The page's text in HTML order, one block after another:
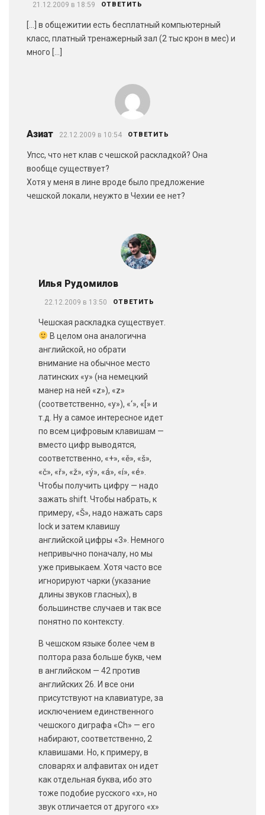
21.12.2009 в 18:59 ОТВЕТИТЬ
[…] в общежитии есть бесплатный компьютерный
класс, платный тренажерный зал (2 тыс крон в мес) и
много […]
Азиат 22.12.2009 в 10:54 ОТВЕТИТЬ
Упсс, что нет клав с чешской раскладкой? Она
вообще существует?
Хотя у меня в лине вроде было предложение
чешской локали, неужто в Чехии ее нет?
Илья Рудомилов
22.12.2009 в 13:50 ОТВЕТИТЬ
Чешская раскладка существует.
В целом она аналогична
английской, но обрати
внимание на обычное место
латинских «y» (на немецкий
манер на ней «z»), «z»
(соответственно, «y»), «‘», «[» и
т.д. Ну а самое интересное идет
по всем цифровым клавишам —
вместо цифр выводятся,
соответственно, «+», «ě», «š»,
«č», «ř», «ž», «ý», «á», «í», «é».
Чтобы получить цифру — надо
зажать shift. Чтобы набрать, к
примеру, «Š», надо нажать caps
lock и затем клавишу
английской цифры «3». Немного
непривычно поначалу, но мы
уже привыкаем. Хотя часто все
игнорируют чарки (указание
длины звуков гласных), в
большинстве случаев и так все
понятно по контексту.
В чешском языке более чем в
полтора раза больше букв, чем
в английском — 42 против
английских 26. И все они
присутствуют на клавиатуре, за
исключением единственного
чешского диграфа «Ch» — его
набирают, соответственно, 2
клавишами. Но, к примеру, в
словарях и алфавитах он идет
как отдельная буква, ибо это
тоже подобие русского «х», но
звук отличается от другого «х»